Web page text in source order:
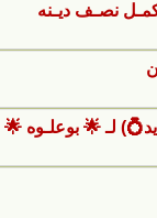
نصـف ديـنه
لـ 🌟 بوعلـوه 🌟